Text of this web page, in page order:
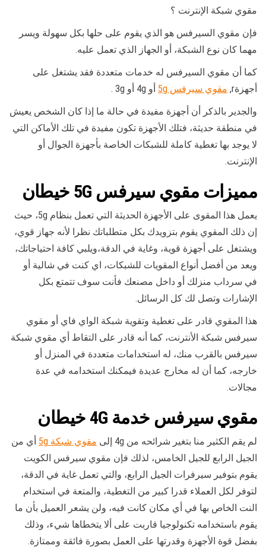
مقوي شبكة الإنترنت ؟
فإن مقوي السيرفس هو الذي يقوم على حلها بكل سهولة ويسر
مهما كان نوع الشبكة، أو الجهاز الذي تعمل عليه.
كما أن مقوي السيرفس له خدمات متعددة فقد يشتغل على
أجهزةr,
مقوي سيرفس 5g
أو 4g أو 3g .
والجدير بالذكر أن أجهزة مفيدة في حالة ما إذا كان الشخص يعيش
في منطقة حديثة، فتلك الأجهزة تكون مفيدة في تلك الأماكن التي
لا يوجد بها تغطية كاملة للشبكات الخاصة بأجهزة الجوال أو
الإنترنت.
مميزات مقوي سيرفس 5G خيطان
يعمل هذا المقوى على الأجهزة الحديثة التي تعمل بنظام 5g، حيث
إن ذلك المقوي يقوم بتزويدك بكل متطلباتك نظرا لأنه جهاز قوي،
ويشتغل على أجهزة قوية، وغاية في الدقة،ويلبي كافة احتياجاتك،
ويعد من أفضل أنواع المقويات للشبكات، اي كنت في شالية أو
في سرداب منزلك أو داخل مصنعك فأنت سوف تتمتع بكل
الإشارات وتصل لك كل الرسائل.
هذا المقوي قادر على تغطية وتقوية شبكة الواي فاي أو مقوي
سيرفس شبكة الأنترنت، كما أنه قادر على التقاط أي مقوي شبكة
سيرفس بالقرب منك، له استخدامات متعددة في المنزل أو
خارجه، كما أن له مخارج عديدة فيمكنك استخدامه في عدة
مجالات.
مقوي سيرفس خدمة 4G خيطان
لم يقم الكثير منا بتغير شرائحه من 4g إلى مقوي شبكة 5g
أي من
الجيل الرابع للجيل الخامس، لذلك فإن مقوي سيرفس الكويت
يقوم بتوفير سيرفرات الجيل الرابع، والتي تعمل غاية في الدقة،
لتوفر لكل العملاء قدرا كبير من التغطية، والمتعة في استخدام
النت الخاص بها في أي مكان كانت فيه، ولن يشعر العميل بأن ما
يقوم باستخدامه تكنولوجيا قاربت على ألا يتخطاها شيء، وذلك
بفضل قوة الأجهزة وقدرتها على العمل بصورة فائقة وممتازة.